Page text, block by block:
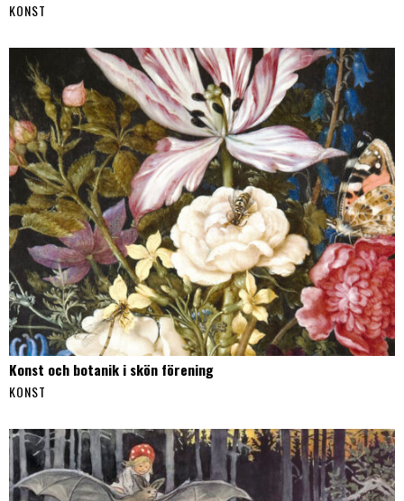
KONST
Konst och botanik i skön förening
KONST